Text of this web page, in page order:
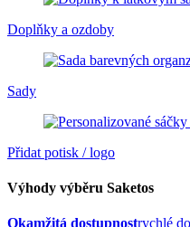
Doplňky a ozdoby
Sady
Přidat potisk / logo
Výhody výběru Saketos
Okamžitá dostupnostrychlé